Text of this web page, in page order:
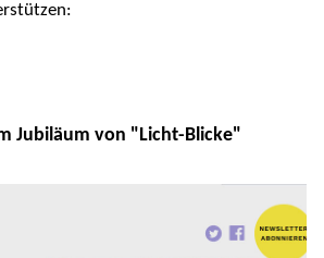
Jubiläum von "Licht-Blicke"